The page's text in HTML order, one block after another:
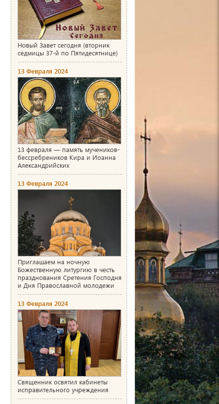
Новый Завет сегодня (вторник
седмицы 37-й по Пятидесятнице)
13 Февраля 2024
13 февраля — память мучеников-
бессребреников Кира и Иоанна
Александрийских
13 Февраля 2024
Приглашаем на ночную
Божественную литургию в честь
празднования Сретения Господня
и Дня Православной молодежи
13 Февраля 2024
Священник освятил кабинеты
исправительного учреждения